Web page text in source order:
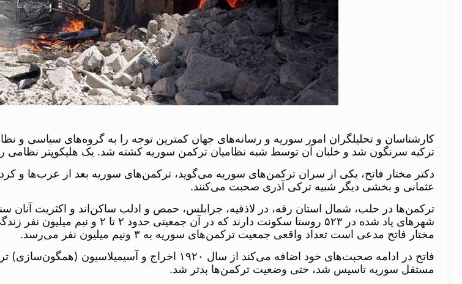
کارشناسان و تحلیلگران امور سوریه و رسانه‌های جهان کمترین توجه را به گروه‌های سیاسی
ترکیه سرنگون شد و خلبان آن توسط شبه نظامیان ترکمن سوریه کشته شد. یک هلیکوپتر
دکتر مختار فاتح، یکی از سران ترکمن‌های سوریه می‌گوید، ترکمن‌های سوریه بعد از عرب‌ها و
عثمانی و بخشی دیگر شبیه ترکی آذری صحبت می‌کنند.
ترکمن‌ها در حلب، شمال استان رقه، در لاذقیه، جرابلس، حمص و ادلب ساکن‌اند و اکثریت آنان
شهرهای یاد شده در ۵۲۳ روستا سکونت
مختار فاتح مدعی است تعداد واقعی جمعیت ترکمن‌های سوریه به ۳ ونیم میلیون نفر می‌رسد.
مستقل سوریه تاسیس شد، حتی وضعیت ترکمن‌ها بدتر شد.